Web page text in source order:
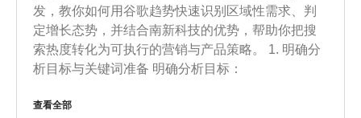
发，教你如何用谷歌趋势快速识别区域性需求、判
定增长态势，并结合南新科技的优势，帮助你把搜
索热度转化为可执行的营销与产品策略。 1. 明确分
析目标与关键词准备 明确分析目标：
查看全部